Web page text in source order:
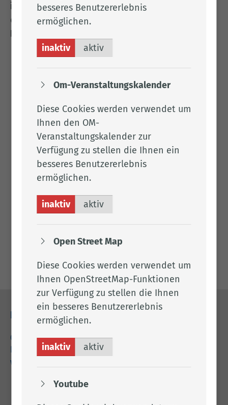
ist nun abgeschlossen. DieBekanntmachung
erfolgte imAmtsblatt Nr. 21 / 2025
Landkreises Cloppenburg
Fax: 04471 15 670
Per E-Mail kontaktieren
A.104
Links
Landschaftsrahmenplan
Umweltbericht & Ergänzende Unterlagen
04471 15 0
kreishaus@lkclp.de
www.lkclp.de
Adresse
besseres Benutzererlebnis
ermöglichen.
inaktiv aktiv
Om-Veranstaltungskalender
Diese Cookies werden verwendet um
Ihnen den OM-
Veranstaltungskalender zur
Verfügung zu stellen die Ihnen ein
besseres Benutzererlebnis
ermöglichen.
inaktiv aktiv
Open Street Map
Diese Cookies werden verwendet um
Ihnen OpenStreetMap-Funktionen
zur Verfügung zu stellen die Ihnen
ein besseres Benutzererlebnis
ermöglichen.
inaktiv aktiv
Youtube